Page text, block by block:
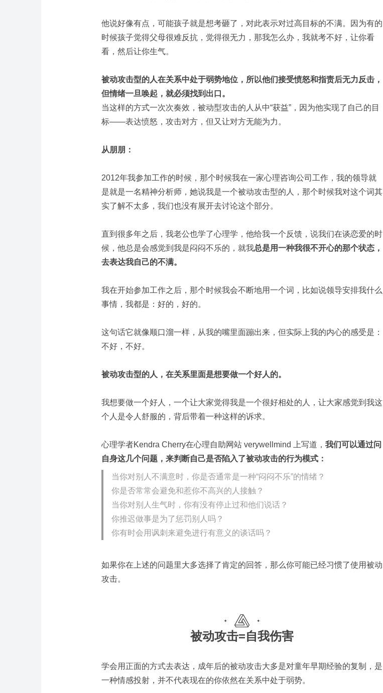
他说好像有点，可能孩子就是想考砸了，对此表示对过高目标的不满。因为有的
时候孩子觉得父母很难反抗，觉得很无力，那我怎么办，我就考不好，让你看
看，然后让你生气。
被动攻击型的人在关系中处于弱势地位，所以他们接受愤怒和指责后无力反击，
但情绪一旦唤起，就必须找到出口。
当这样的方式一次次奏效，被动型攻击的人从中“获益”，因为他实现了自己的目
标——表达愤怒，攻击对方，但又让对方无能为力。
从朋朋：
2012年我参加工作的时候，那个时候我在一家心理咨询公司工作，我的领导就
是就是一名精神分析师，她说我是一个被动攻击型的人，那个时候我对这个词其
实了解不太多，我们也没有展开去讨论这个部分。
直到很多年之后，我老公也学了心理学，他给我一个反馈，说我们在谈恋爱的时
候，他总是会感觉到我是闷闷不乐的，就我总是用一种我很不开心的那个状态，
去表达我自己的不满。
我在开始参加工作之后，那个时候我会不断地用一个词，比如说领导安排我什么
事情，我都是：好的，好的。
这句话它就像顺口溜一样，从我的嘴里面蹦出来，但实际上我的内心的感受是：
不好，不好。
被动攻击型的人，在关系里面是想要做一个好人的。
我想要做一个好人，一个让大家觉得我是一个很好相处的人，让大家感觉到我这
个人是令人舒服的，背后带着一种这样的诉求。
心理学者Kendra Cherry在心理自助网站 verywellmind 上写道， 我们可以通过问
自身这几个问题，来判断自己是否陷入了被动攻击的行为模式：
当你对别人不满意时，你是否通常是一种“闷闷不乐”的情绪？
你是否常常会避免和惹你不高兴的人接触？
当你对别人生气时，你有没有停止过和他们说话？
你推迟做事是为了惩罚别人吗？
你有时会用讽刺来避免进行有意义的谈话吗？
如果你在上述的问题里大多选择了肯定的回答，那么你可能已经习惯了使用被动
攻击。
被动攻击=自我伤害
学会用正面的方式去表达，成年后的被动攻击大多是对童年早期经验的复制，是
一种情感投射，并不代表现在的你依然在关系中处于弱势。